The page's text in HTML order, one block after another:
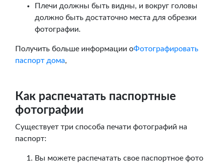
Плечи должны быть видны, и вокруг головы
должно быть достаточно места для обрезки
фотографии.
Получить больше информации оФотографировать
паспорт дома,
Как распечатать паспортные
фотографии
Существует три способа печати фотографий на
паспорт:
Вы можете распечатать свое паспортное фото